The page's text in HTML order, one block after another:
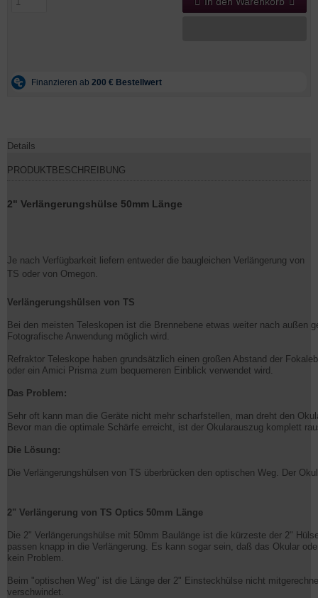
Details
PRODUKTBESCHREIBUNG
2" Verlängerungshülse 50mm Länge
Je nach Verfügbarkeit liefern entweder die baugleichen Verlängerung von
TS oder von Omegon.
Verlängerungshülsen von TS
Bei den meisten Teleskopen ist die Brennebene etwas weiter nach außen
Fotografische Anwendung möglich wird.
Refraktor Teleskope haben grundsätzlich einen großen Abstand der
oder ein Amici Prisma zum bequemeren Einblick verwendet wird.
Das Problem:
Sehr oft kann man die Geräte nicht mehr scharfstellen, man dreht den
Bevor man die optimale Schärfe erreicht, ist der Okularauszug komplett
Die Lösung:
Die Verlängerungshülsen von TS überbrücken den optischen Weg. Der
2" Verlängerung von TS Optics 50mm Länge
Die 2" Verlängerungshülse mit 50mm Baulänge ist die kürzeste der 2"
passen knapp in die Verlängerung. Es kann sogar sein, daß das Okular
kein Problem.
Beim "optischen Weg" ist die Länge der 2" Einsteckhülse nicht
verschwindet.